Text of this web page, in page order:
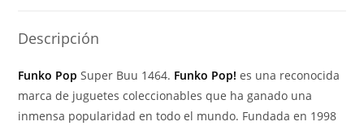
cantidad
Descripción
Funko Pop Super Buu 1464. Funko Pop! es una reconocida
marca de juguetes coleccionables que ha ganado una
inmensa popularidad en todo el mundo. Fundada en 1998